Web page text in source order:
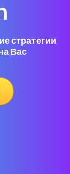
стратегии
Вас